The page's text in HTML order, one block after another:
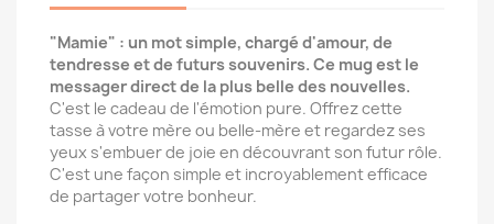
"Mamie" : un mot simple, chargé d'amour, de
tendresse et de futurs souvenirs. Ce mug est le
messager direct de la plus belle des nouvelles.
C'est le cadeau de l'émotion pure. Offrez cette
tasse à votre mère ou belle-mère et regardez ses
yeux s'embuer de joie en découvrant son futur rôle.
C'est une façon simple et incroyablement efficace
de partager votre bonheur.